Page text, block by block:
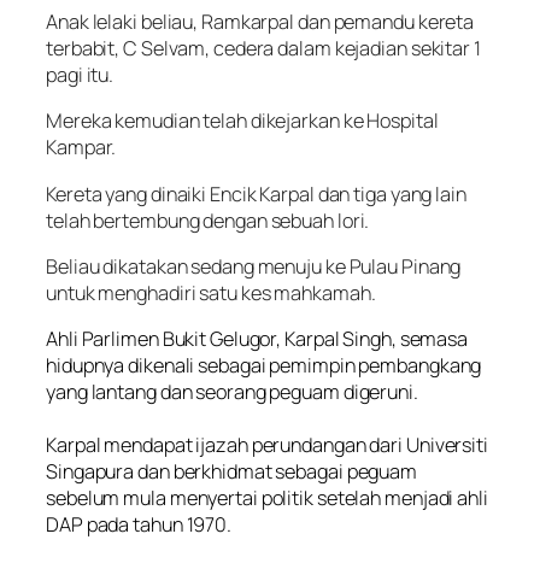
Anak lelaki beliau, Ramkarpal dan pemandu kereta
terbabit, C Selvam, cedera dalam kejadian sekitar 1
pagi itu.
Mereka kemudian telah dikejarkan ke Hospital
Kampar.
Kereta yang dinaiki Encik Karpal dan tiga yang lain
telah bertembung dengan sebuah lori.
Beliau dikatakan sedang menuju ke Pulau Pinang
untuk menghadiri satu kes mahkamah.
Ahli Parlimen Bukit Gelugor, Karpal Singh, semasa
hidupnya dikenali sebagai pemimpin pembangkang
yang lantang dan seorang peguam digeruni.
Karpal mendapat ijazah perundangan dari Universiti
Singapura dan berkhidmat sebagai peguam
sebelum mula menyertai politik setelah menjadi ahli
DAP pada tahun 1970.